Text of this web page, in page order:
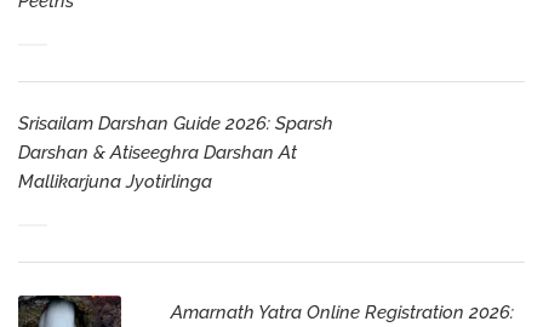
Srisailam Darshan Guide 2026: Sparsh
Darshan & Atiseeghra Darshan At
Mallikarjuna Jyotirlinga
Amarnath Yatra Online Registration 2026: